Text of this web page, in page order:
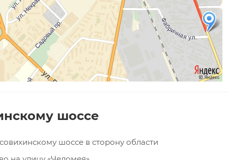
шоссе
шоссе в сторону области